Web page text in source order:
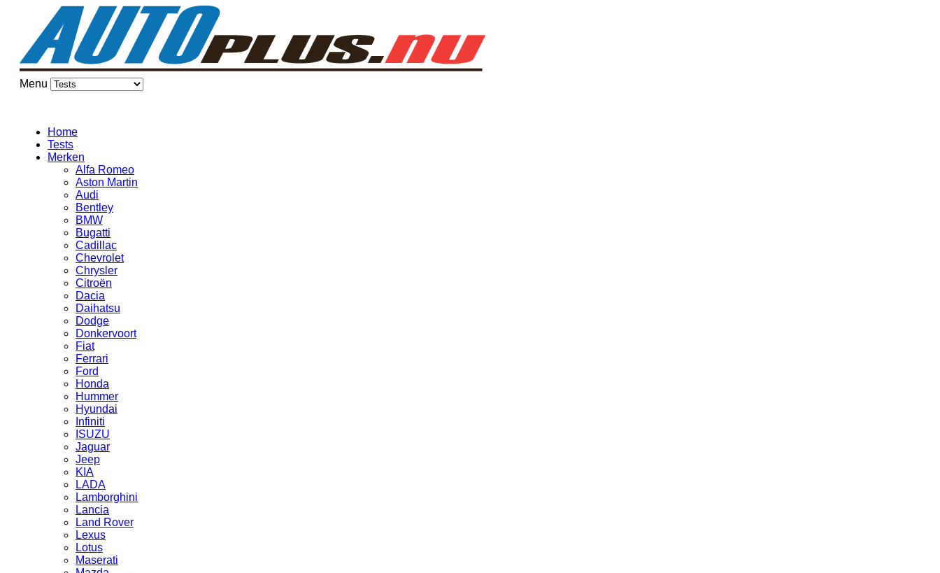
Menu
Home
Tests
Merken
Alfa Romeo
Aston Martin
Audi
Bentley
BMW
Bugatti
Cadillac
Chevrolet
Chrysler
Citroën
Dacia
Daihatsu
Dodge
Donkervoort
Fiat
Ferrari
Ford
Honda
Hummer
Hyundai
Infiniti
ISUZU
Jaguar
Jeep
KIA
LADA
Lamborghini
Lancia
Land Rover
Lexus
Lotus
Maserati